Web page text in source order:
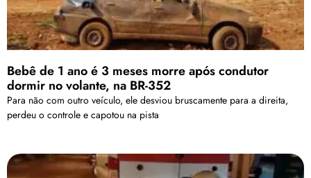
Bebê de 1 ano é 3 meses morre após condutor
dormir no volante, na BR-352
Para não com outro veículo, ele desviou bruscamente para a direita,
perdeu o controle e capotou na pista